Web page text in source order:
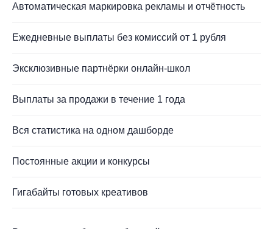
Автоматическая маркировка рекламы и отчётность
Ежедневные выплаты без комиссий от 1 рубля
Эксклюзивные партнёрки онлайн-школ
Выплаты за продажи в течение 1 года
Вся статистика на одном дашборде
Постоянные акции и конкурсы
Гигабайты готовых креативов